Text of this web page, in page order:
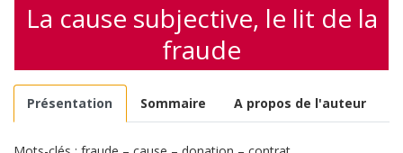
La cause subjective, le lit de la
fraude
Présentation Sommaire A propos de l'auteur